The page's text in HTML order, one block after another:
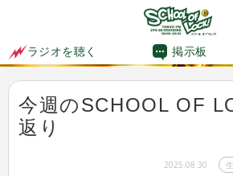
ラジオを聴く 掲示板
今週のSCHOOL OF
返り
2025.08.30